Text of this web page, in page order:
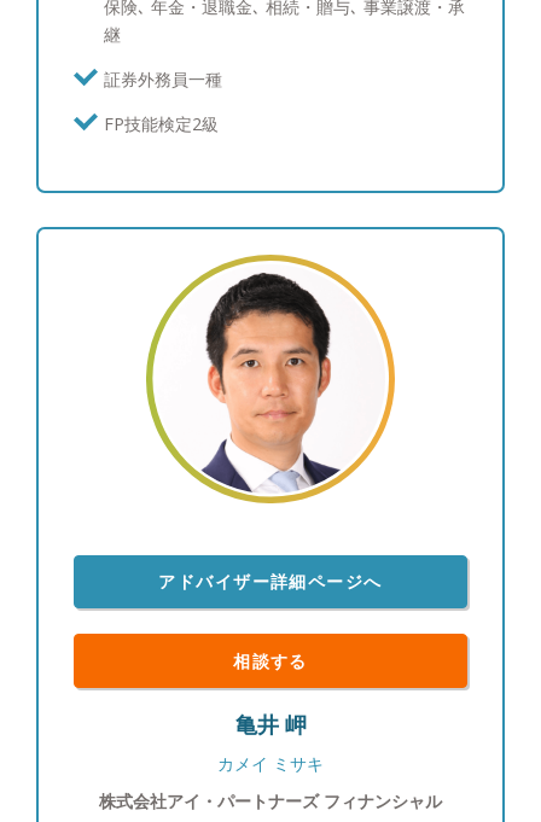
ます。 ●人生１００年時代を共に歩みましょう！
人生１００年時代と言われる中、資産形成の重要性
が高まっていることは事実であり、あらゆる金融機
ルベースアプローチ）の提案が主流となってきてい
あり、自分がお客様と共有した資産運用のゴールを
将来共に迎えることが出来ます。ぜひ一緒に安心の
未来に向けて歩んでいきましょう。 ●プライベート
について ・兵庫県出身。昭和６１年９月１３日生
まれ。 ・モチベーションの向上と健康を考え、休
日と可能な限り平日の朝、起床してから30分以内に
ランニングに出掛け、気持ちの良い空気と太陽を浴
びることでリフレッシュしております。起床してす
ぐに日光を浴びることは心の健康にも非常に良い効
全員で食卓を囲む事ができるようになり、週末の金
曜日には外食に出かけるなど、休日だけでなく平日
も充実した日々を過ごしております。家族との会話
が増え、プライベートな時間も多く取れるので、こ
れから英会話など30代の習い事に挑戦しようと考え
保険､ 年金・退職金､ 相続・贈与､ 事業譲渡・承
継
証券外務員一種
FP技能検定2級
アドバイザー詳細ページへ
相談する
亀井 岬
カメイ ミサキ
株式会社アイ・パートナーズ フィナンシャル